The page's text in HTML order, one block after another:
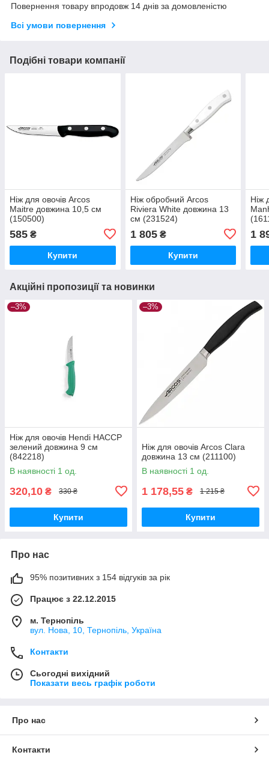
Повернення товару впродовж 14 днів за домовленістю
Всі умови повернення
Подібні товари компанії
Ніж для овочів Arcos
Maitre довжина 10,5 см
(150500)
585 ₴
Купити
Ніж обробний Arcos
Riviera White довжина 13
см (231524)
1 805₴
Купити
Ніж
1
Акційні пропозиції та новинки
–3%
Ніж для овочів Hendi НАССР
зелений довжина 9 см
(842218)
В наявності 1 од.
320,10 ₴ 330 ₴
Купити
–3%
Ніж для овочів Arcos Clara
довжина 13 см (211100)
В наявності 1 од.
1 178,55 ₴ 1 215 ₴
Купити
Про нас
95% позитивних з 154 відгуків за рік
Працює з 22.12.2015
м. Тернопіль
вул. Нова, 10, Тернопіль, Україна
Контакти
Сьогодні вихідний
Показати весь графік роботи
Про нас
Контакти